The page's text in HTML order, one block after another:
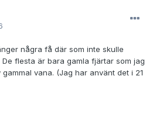
några få där som inte skulle
flesta är bara gamla fjärtar som jag
vana. (Jag har använt det i 21